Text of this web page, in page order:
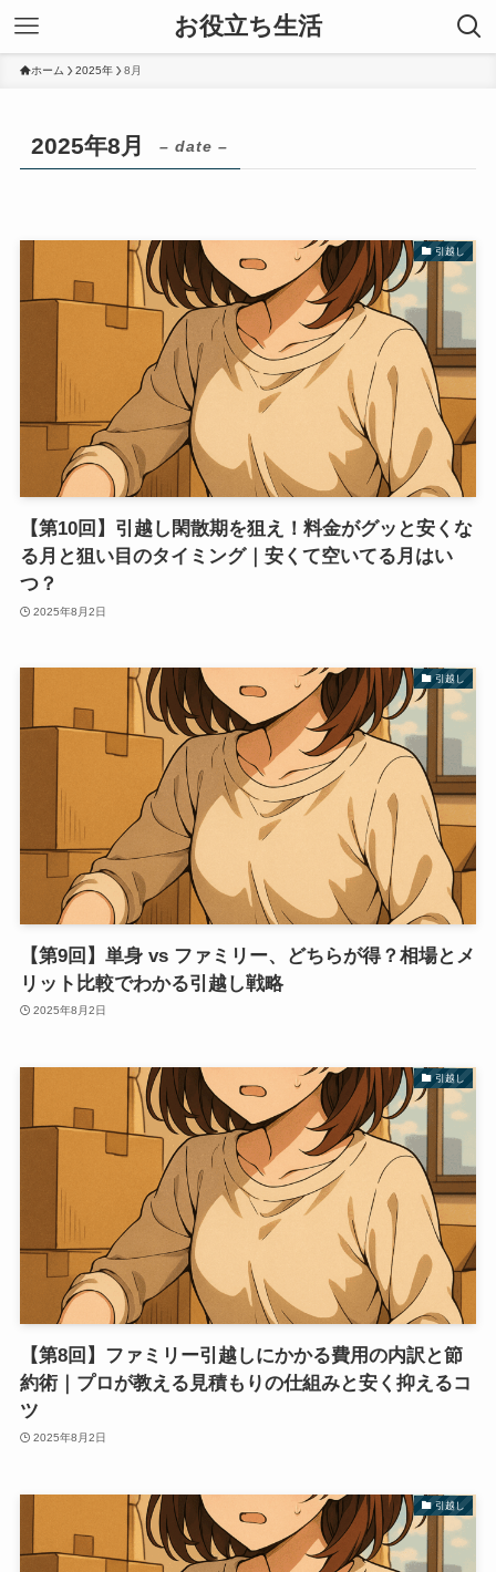
お役立ち生活
ホーム 2025年 8月
2025年8月 – date –
引越し
【第10回】引越し閑散期を狙え！料金がグッと安くな
る月と狙い目のタイミング｜安くて空いてる月はい
つ？
2025年8月2日
引越し
【第9回】単身 vs ファミリー、どちらが得？相場とメ
リット比較でわかる引越し戦略
2025年8月2日
引越し
【第8回】ファミリー引越しにかかる費用の内訳と節
約術｜プロが教える見積もりの仕組みと安く抑えるコ
ツ
2025年8月2日
引越し